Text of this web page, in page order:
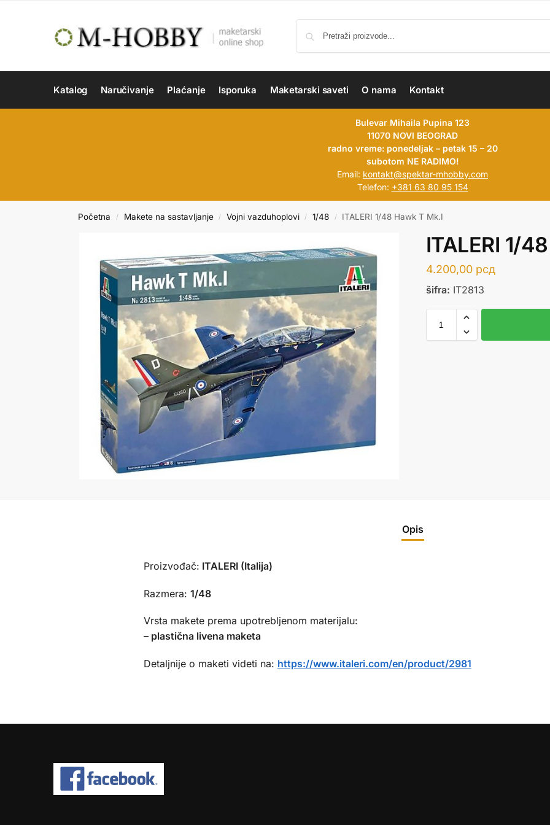
Katalog Naručivanje Plaćanje Isporuka Maketarski saveti O nama Kontakt
Bulevar Mihaila Pupina 123
11070 NOVI BEOGRAD
radno vreme: ponedeljak – petak 15 – 20
subotom NE RADIMO!
Email: kontakt@spektar-mhobby.com
Telefon: +381 63 80 95 154
Početna / Makete na sastavljanje / Vojni vazduhoplovi / 1/48 / ITALERI 1/48 Hawk T Mk.I
ITALERI 1/
4.200,00 рсд
šifra: IT2813
Opis
Proizvođač: ITALERI (Italija)
Razmera: 1/48
Vrsta makete prema upotrebljenom materijalu:
– plastična livena maketa
Detaljnije o maketi videti na: https://www.italeri.com/en/product/2981